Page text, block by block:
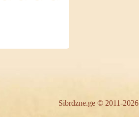
Sibrdzne.ge © 2011-2026